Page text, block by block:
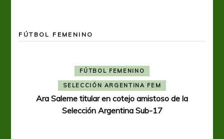
FÚTBOL FEMENINO
FÚTBOL FEMENINO
SELECCIÓN ARGENTINA FEM
Ara Saleme titular en cotejo amistoso de la
Selección Argentina Sub-17